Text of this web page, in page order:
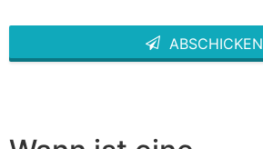
ABSCHICKEN
blank